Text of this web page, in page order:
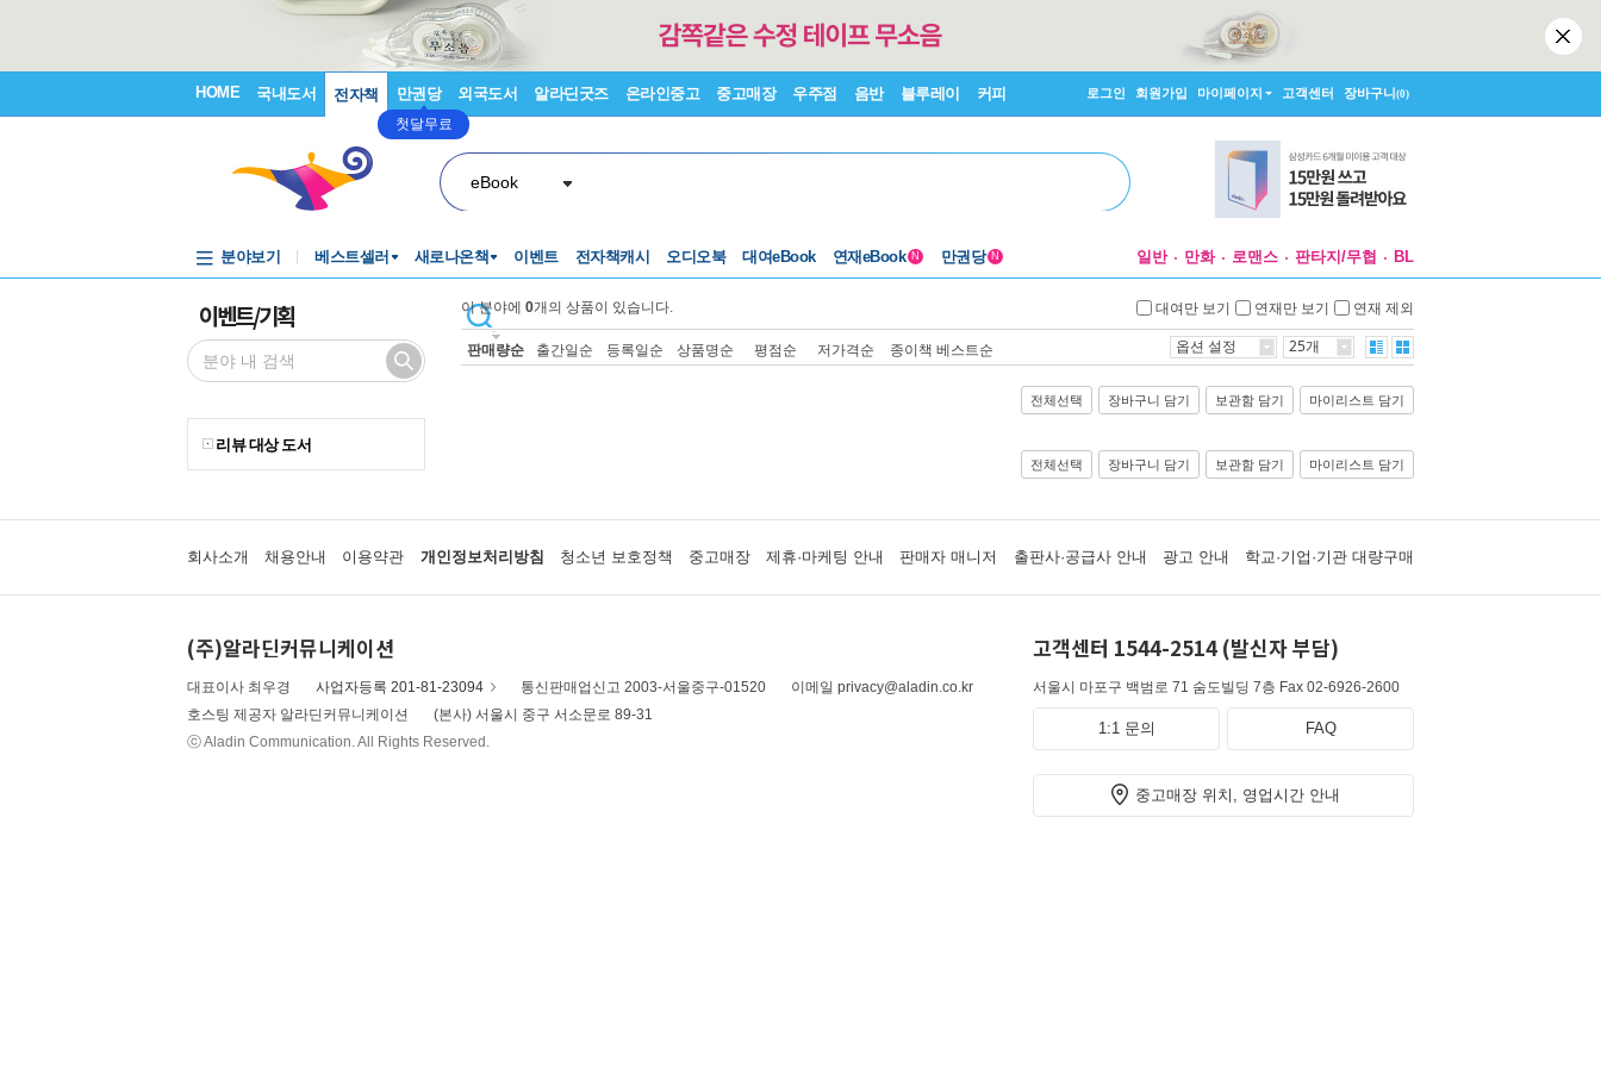
HOME 국내도서 전자책 만권당
첫달무료
외국도서 알라딘굿즈 온라인중고 중고매장 우주점 음반 블루레이 커피 로그인 회원가입 마이페이지 고객센터 장바구니(0)
eBook
분야보기 베스트셀러 새로나온책 이벤트 전자책캐시 오디오북 대여eBook 연재eBook N 만권당 N 일반 만화 로맨스 판타지/무협 BL
이벤트/기획
리뷰 대상 도서
이 분야에 0개의 상품이 있습니다. 대여만 보기 연재만 보기 연재 제외
판매량순 출간일순 등록일순 상품명순 평점순 저가격순 종이책 베스트순 옵션 설정 25개
전체선택 장바구니 담기 보관함 담기 마이리스트 담기
전체선택 장바구니 담기 보관함 담기 마이리스트 담기
회사소개 채용안내 이용약관 개인정보처리방침 청소년 보호정책 중고매장 제휴·마케팅 안내 판매자 매니저 출판사·공급사 안내 광고 안내 학교·기업·기관 대량구매
(주)알라딘커뮤니케이션
대표이사 최우경 사업자등록 201-81-23094 통신판매업신고 2003-서울중구-01520
이메일 privacy@aladin.co.kr
호스팅 제공자 알라딘커뮤니케이션
(본사) 서울시 중구 서소문로 89-31
ⓒ Aladin Communication. All Rights Reserved.
고객센터 1544-2514 (발신자 부담)
서울시 마포구 백범로 71 숨도빌딩 7층 Fax 02-6926-2600
1:1 문의 FAQ
중고매장 위치, 영업시간 안내